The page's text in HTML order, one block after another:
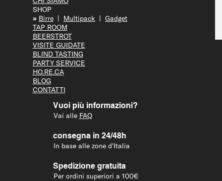
SHOP
» Birre | Multipack | Gadget
TAP ROOM
BEERSTROT
VISITE GUIDATE
BLIND TASTING
PARTY SERVICE
HO.RE.CA
BLOG
CONTATTI
Vuoi più informazioni?
Vai alle FAQ
consegna in 24/48h
In base alle zone d'Italia
Spedizione gratuita
Per ordini superiori a 100€